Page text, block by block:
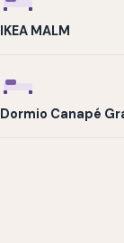
IKEA MALM
Dormio Canapé